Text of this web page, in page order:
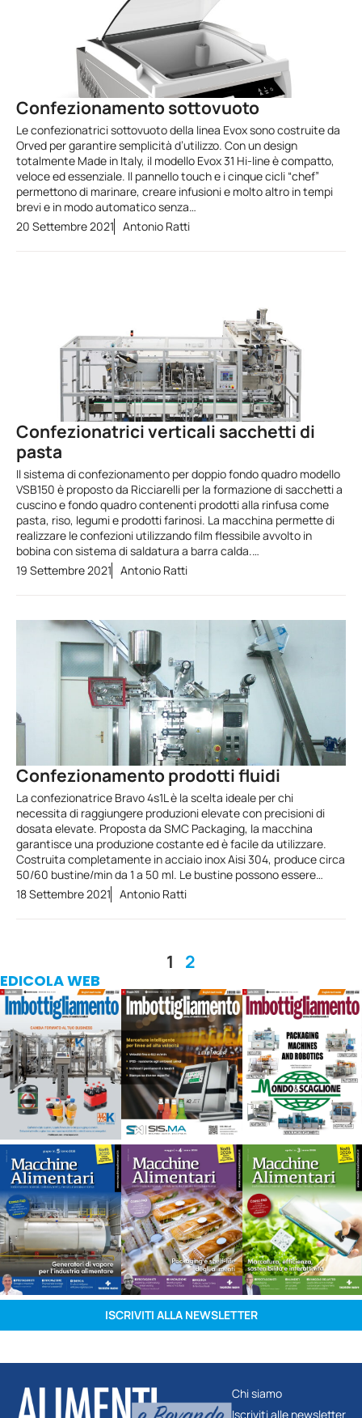
Confezionamento sottovuoto
Le confezionatrici sottovuoto della linea Evox sono costruite da
Orved per garantire semplicità d’utilizzo. Con un design
totalmente Made in Italy, il modello Evox 31 Hi-line è compatto,
veloce ed essenziale. Il pannello touch e i cinque cicli “chef”
permettono di marinare, creare infusioni e molto altro in tempi
brevi e in modo automatico senza…
20 Settembre 2021
Antonio Ratti
Confezionatrici verticali sacchetti di
pasta
Il sistema di confezionamento per doppio fondo quadro modello
VSB150 è proposto da Ricciarelli per la formazione di sacchetti a
cuscino e fondo quadro contenenti prodotti alla rinfusa come
pasta, riso, legumi e prodotti farinosi. La macchina permette di
realizzare le confezioni utilizzando film flessibile avvolto in
bobina con sistema di saldatura a barra calda.…
19 Settembre 2021
Antonio Ratti
Confezionamento prodotti fluidi
La confezionatrice Bravo 4s1L è la scelta ideale per chi
necessita di raggiungere produzioni elevate con precisioni di
dosata elevate. Proposta da SMC Packaging, la macchina
garantisce una produzione costante ed è facile da utilizzare.
Costruita completamente in acciaio inox Aisi 304, produce circa
50/60 bustine/min da 1 a 50 ml. Le bustine possono essere…
18 Settembre 2021
Antonio Ratti
1 2
EDICOLA WEB
ISCRIVITI ALLA NEWSLETTER
Chi siamo
Iscriviti alle newsletter